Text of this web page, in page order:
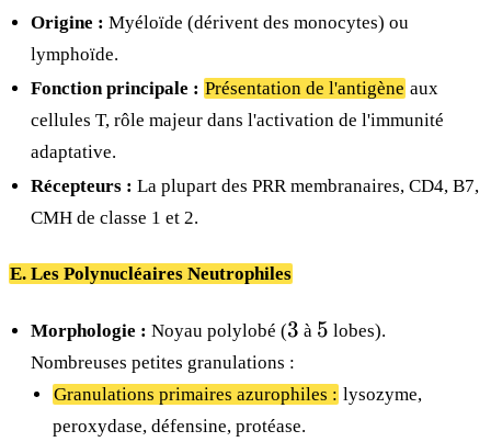
Origine : Myéloïde (dérivent des monocytes) ou
lymphoïde.
Fonction principale : Présentation de l'antigène aux
cellules T, rôle majeur dans l'activation de l'immunité
adaptative.
Récepteurs : La plupart des PRR membranaires, CD4, B7,
CMH de classe 1 et 2.
E. Les Polynucléaires Neutrophiles
Morphologie : Noyau polylobé (3
3 à 5
5 lobes).
Nombreuses petites granulations :
Granulations primaires azurophiles : lysozyme,
peroxydase, défensine, protéase.